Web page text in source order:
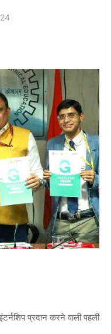
प्रदान करने वाली पहली